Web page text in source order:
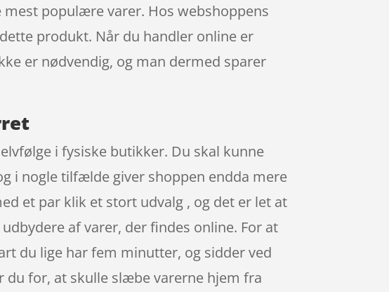
populære varer. Hos webshoppens
produkt. Når du handler online er
er nødvendig, og man dermed sparer
i fysiske butikker. Du skal kunne
i nogle tilfælde giver shoppen endda mere
et par klik et stort udvalg , og det er let at
af varer, der findes online. For at
du lige har fem minutter, og sidder ved
du for, at skulle slæbe varerne hjem fra